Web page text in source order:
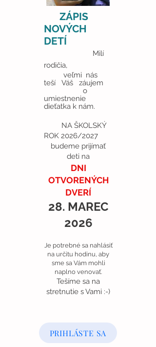
ZÁPIS
NOVÝCH
DETÍ
Milí
rodičia,
veľmi nás
teší Váš záujem
o
umiestnenie
dieťatka k nám.
NA ŠKOLSKÝ
ROK 2026/2027
budeme prijímať
deti na
DNI
OTVORENÝCH
DVERÍ
28. MAREC
2026
Je potrebné sa nahlásiť
na určitu hodinu, aby
sme sa Vám mohli
naplno venovať.
Tešíme sa na
stretnutie s Vami :-)
PRIHLÁSTE SA